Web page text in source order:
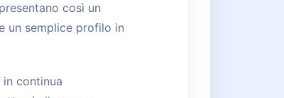
così un
un semplice profilo in
in continua